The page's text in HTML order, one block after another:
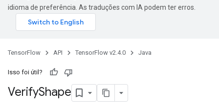
idioma de preferência. As traduções com IA podem ter erros.
TensorFlow API TensorFlow v2.4.0 Java
Isso foi útil?
VerifyShape